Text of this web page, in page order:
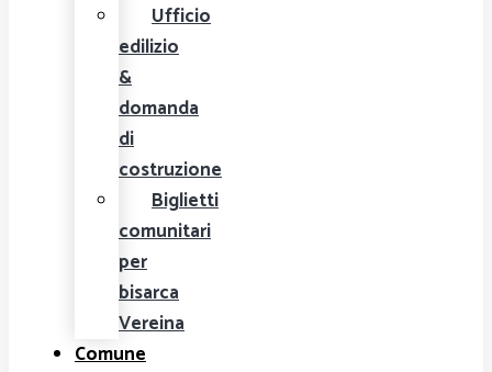
Ufficio
edilizio
&
domanda
di
costruzione
Biglietti
comunitari
per
bisarca
Vereina
Comune